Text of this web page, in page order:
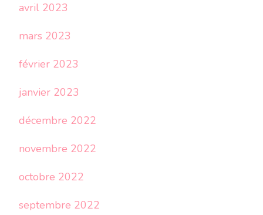
avril 2023
mars 2023
février 2023
janvier 2023
décembre 2022
novembre 2022
octobre 2022
septembre 2022